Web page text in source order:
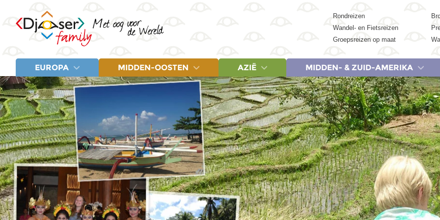
Rondreizen
Wandel- en Fietsreizen
Groepsreizen op maat
EUROPA
LANDEN
Albanië
Balkan
Bosnië en Herzegovina
Estland
Fins Lapland
Griekenland
IJsland
Italië
Kroatië
Litouwen
Montenegro
Noord-Macedonië
Polen
Servië
Spanje
Turkije
REIZEN
Albanië & Noord-Macedonië, 18 dagen
Griekenland, 9 dagen
Griekenland, 20 dagen
IJsland, 14 dagen
Italië, 20 dagen
Lapland, 7 dagen
Baltische Staten & Polen, 20 dagen
Servië, Bosnië en Herzegovina Kroatië & Montenegro, 18 dagen
Spanje, 8 dagen
Spanje, 18 dagen
Turkije, 20 dagen
MIDDEN-OOSTEN
LANDEN
Marokko
Turkije
REIZEN
Egypte, 9 dagen
Egypte, 15 dagen
Egypte, 19 dagen
Egypte & Jordanië, 17 dagen
Jordanië, 8 dagen
Marokko (Woestijn en Marrakech), 8 dagen
Marokko, 15 dagen
Marokko, 20 dagen
Turkije, 20 dagen
AZIË
LANDEN
Cambodja
China
India
Indonesië
Japan
Maleisië
Nepal
Singapore
Sri Lanka
Thailand
Vietnam
Zuid-Korea
REIZEN
China, 18 dagen
China, 23 dagen
India (Zuid), 21 dagen
India & Nepal, 21 dagen
Indonesië: Bali, Gili & Lombok, 18
Indonesië: Java & Bali, 22 dagen
Indonesië: Sumatra, Java & Bali, 22
Indonesië: Kleine Sunda-eilanden,
Japan, 15 dagen
Japan, 21 dagen
Maleisië, 20 dagen
MIDDEN- & ZUID-AMERIKA
LANDEN
Argentinië
Belize
Brazilië
Colombia
Costa Rica
Cuba
Ecuador
Guatemala
Mexico
Suriname
Peru
REIZEN
Argentinië
Colombia,
Costa
Costa
Cuba, 15
Cuba, 20
Ecuador &
Mexico,
Mexico,
Peru, 21
Suriname,
LANDEN
Botswana
Egypte
Kenia
Marokko
Namibië
Tanzania
Zanzibar
Zimbabwe
Zuid-Afrika
REIZEN
Egypte, 9 dagen
Egypte, 15 dagen
Egypte, 19 dagen
Kenia, Tanzania &
Marokko (Woestijn en
Marokko, 15 dagen
Marokko, 20 dagen
Namibië, Botswana &
Tanzania & Zanzibar,
Tanzania & Zanzibar,
Zuid-Afrika Tuinroute
Zuid-Afrika noord &
Zuid-Afrika & Eswatini,